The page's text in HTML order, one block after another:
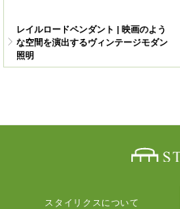
レイルロードペンダント | 映画のよう
な空間を演出するヴィンテージモダン
照明
スタイリクスについて